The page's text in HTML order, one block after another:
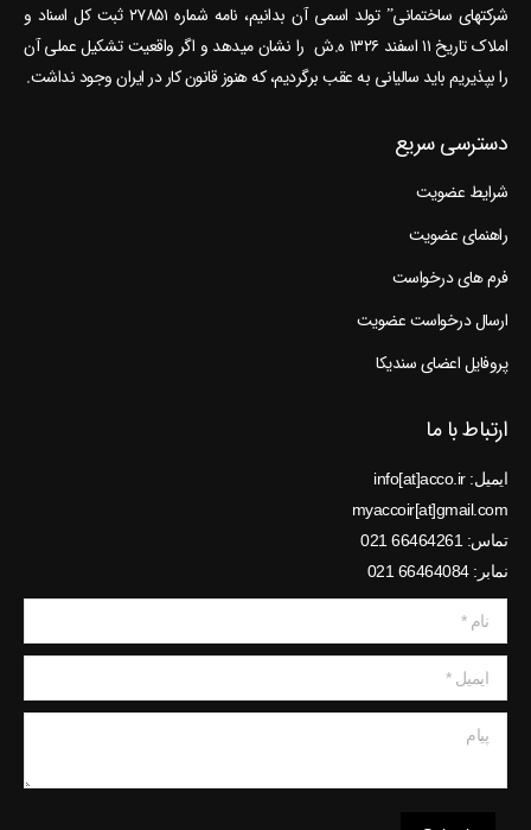
شرکتهای ساختمانی” تولد اسمی آن بدانیم، نامه شماره ۲۷۸۵۱ ثبت کل اسناد و
املاک تاریخ ۱۱ اسفند ۱۳۲۶ ه.ش را نشان می‎دهد و اگر واقعیت تشکیل عملی آن
را بپذیریم باید سالیانی به عقب برگردیم، که هنوز قانون کار در ایران وجود نداشت.
دسترسی سریع
شرایط عضویت
راهنمای عضویت
فرم های درخواست
ارسال درخواست عضویت
پروفایل اعضای سندیکا
ارتباط با ما
ایمیل: info[at]acco.ir
myaccoir[at]gmail.com
تماس: 66464261 021
نمابر: 66464084 021
نام *
ایمیل *